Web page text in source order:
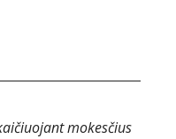
mokesčius